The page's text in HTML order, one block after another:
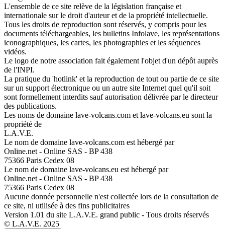
L'ensemble de ce site relève de la législation française et
internationale sur le droit d'auteur et de la propriété intellectuelle.
Tous les droits de reproduction sont réservés, y compris pour les
documents téléchargeables, les bulletins Infolave, les représentations
iconographiques, les cartes, les photographies et les séquences
vidéos.
Le logo de notre association fait également l'objet d'un dépôt auprès
de l'INPI.
La pratique du 'hotlink' et la reproduction de tout ou partie de ce site
sur un support électronique ou un autre site Internet quel qu'il soit
sont formellement interdits sauf autorisation délivrée par le directeur
des publications.
Les noms de domaine lave-volcans.com et lave-volcans.eu sont la
propriété de
L.A.V.E.
Le nom de domaine lave-volcans.com est hébergé par
Online.net - Online SAS - BP 438
75366 Paris Cedex 08
Le nom de domaine lave-volcans.eu est hébergé par
Online.net - Online SAS - BP 438
75366 Paris Cedex 08
Aucune donnée personnelle n'est collectée lors de la consultation de
ce site, ni utilisée à des fins publicitaires
Version 1.01 du site L.A.V.E. grand public - Tous droits réservés
© L.A.V.E. 2025